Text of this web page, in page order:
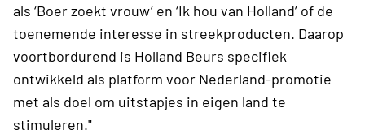
als ‘Boer zoekt vrouw’ en ‘Ik hou van Holland’ of de
toenemende interesse in streekproducten. Daarop
voortbordurend is Holland Beurs specifiek
ontwikkeld als platform voor Nederland-promotie
met als doel om uitstapjes in eigen land te
stimuleren."